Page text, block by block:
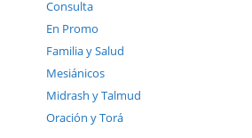
Consulta
En Promo
Familia y Salud
Mesiánicos
Midrash y Talmud
Oración y Torá